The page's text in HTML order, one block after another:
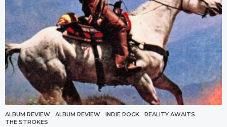
o
ALBUM REVIEW ALBUM REVIEW ,INDIE ROCK ,REALITY AWAITS
THE STROKES